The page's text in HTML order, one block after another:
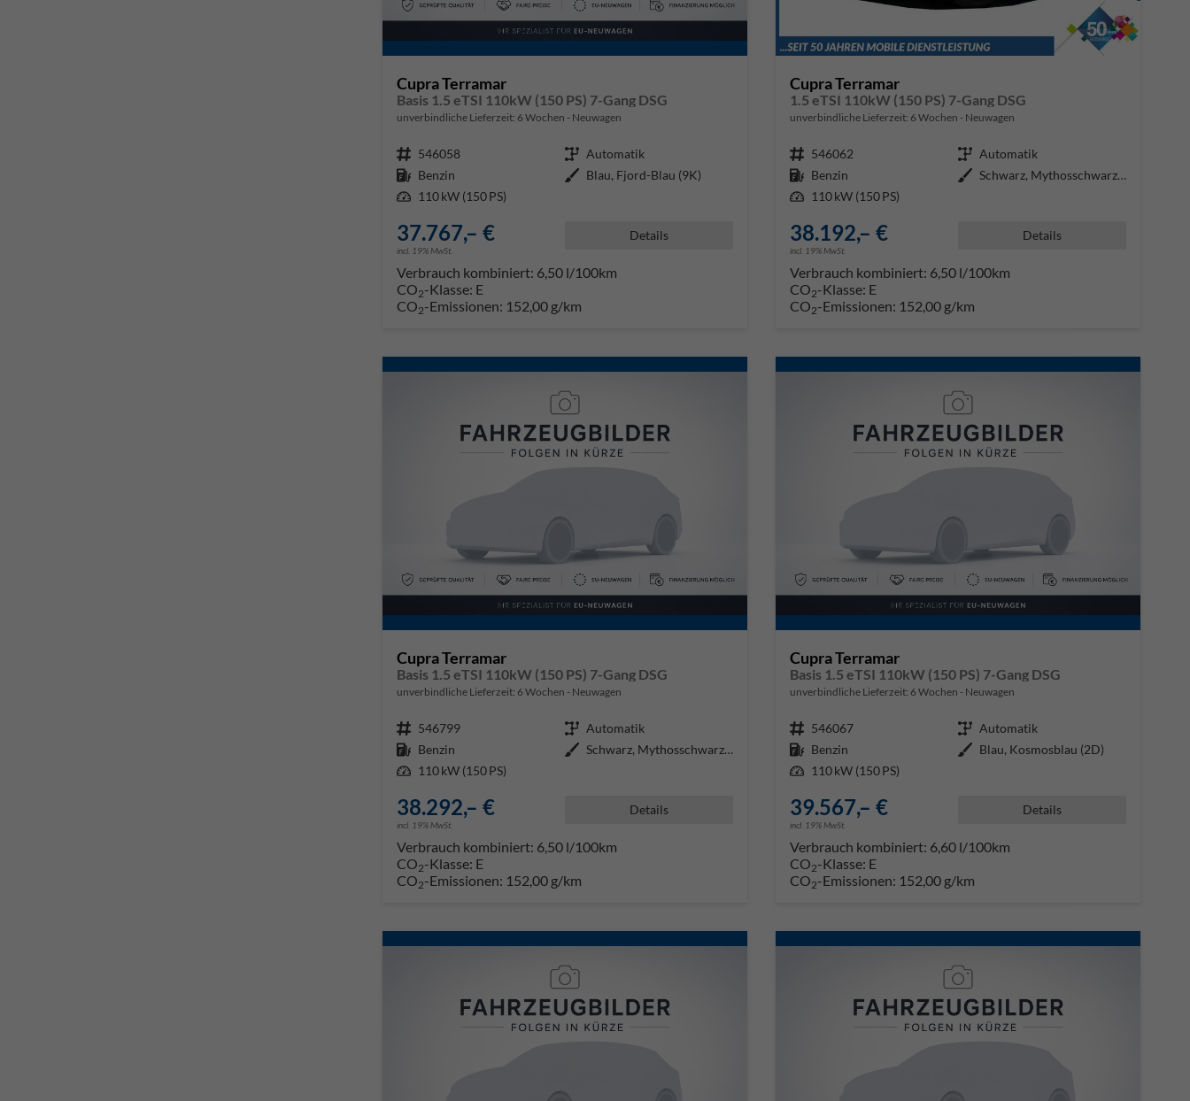
Cupra Terramar
Basis 1.5 eTSI 110kW (150 PS) 7-Gang DSG
unverbindliche Lieferzeit: 6 Wochen Neuwagen
Fahrzeugnr. 546058 Getriebe Automatik
Kraftstoff Benzin Außenfarbe Blau, Fjord-Blau (9K)
Leistung 110 kW (150 PS)
37.767,– €
incl. 19% MwSt.
Details
Verbrauch kombiniert: 6,50 l/100km
CO2-Klasse: E
CO2-Emissionen: 152,00 g/km
Cupra Terramar
1.5 eTSI 110kW (150 PS) 7-Gang DSG
unverbindliche Lieferzeit: 6 Wochen Neuwagen
Fahrzeugnr. 546062 Getriebe Automatik
Kraftstoff Benzin Außenfarbe
Schwarz, Mythosschwarz (0E)
Leistung 110 kW (150 PS)
38.192,– €
incl. 19% MwSt.
Details
Verbrauch kombiniert: 6,50 l/100km
CO2-Klasse: E
CO2-Emissionen: 152,00 g/km
Cupra Terramar
Basis 1.5 eTSI 110kW (150 PS) 7-Gang DSG
unverbindliche Lieferzeit: 6 Wochen Neuwagen
Fahrzeugnr. 546799 Getriebe Automatik
Kraftstoff Benzin Außenfarbe
Schwarz, Mythosschwarz (0E)
Leistung 110 kW (150 PS)
38.292,– €
incl. 19% MwSt.
Details
Verbrauch kombiniert: 6,50 l/100km
CO2-Klasse: E
CO2-Emissionen: 152,00 g/km
Cupra Terramar
Basis 1.5 eTSI 110kW (150 PS) 7-Gang DSG
unverbindliche Lieferzeit: 6 Wochen Neuwagen
Fahrzeugnr. 546067 Getriebe Automatik
Kraftstoff Benzin Außenfarbe Blau, Kosmosblau (2D)
Leistung 110 kW (150 PS)
39.567,– €
incl. 19% MwSt.
Details
Verbrauch kombiniert: 6,60 l/100km
CO2-Klasse: E
CO2-Emissionen: 152,00 g/km